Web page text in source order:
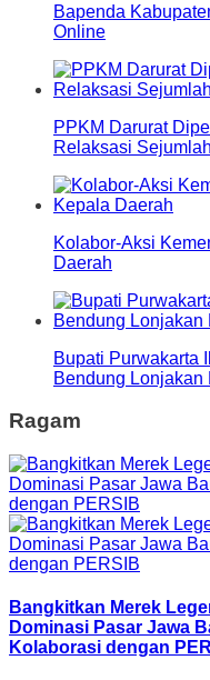
Bapenda
Online
PPKM Darurat
Relaksasi
Kolabor-Aksi
Daerah
Bupati Purwakarta
Bendung Lonjakan
Ragam
Bangkitkan Merek
Dominasi Pasar Jawa
Kolaborasi dengan